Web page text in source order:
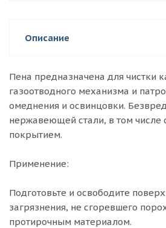
Описание
Пена предназначена для чистки
газоотводного механизма и
омеднения и освинцовки.
нержавеющей стали, в том
покрытием.
Применение:
Подготовьте и освободите
загрязнения, не сгоревшего
протирочным материалом.